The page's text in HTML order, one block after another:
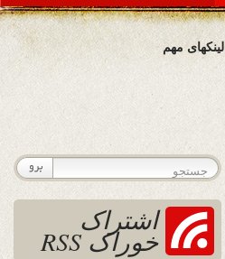
لینکهای مهم
اشتراک
خوراک RSS